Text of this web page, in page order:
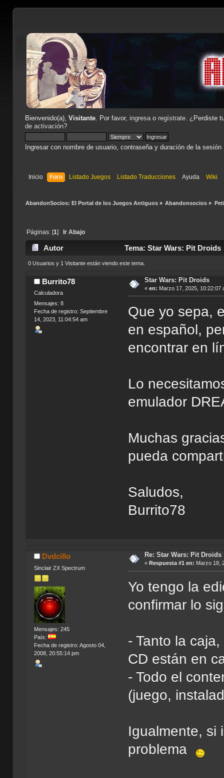
Bienvenido(a), Visitante. Por favor, ingresao regístrate. ¿Perdiste
de activación?
Ingresar con nombre de usuario, contraseña y duración de la sesión
Inicio Foro Listado Juegos Listado Traducciones Ayuda Wiki
AbandonSocios: El Portal de los Juegos Antiguos» Abandonsocios »
Páginas: [1] Ir Abajo
Autor Tema: Star Wars: Pit
0 Usuarios y 1 Visitante están viendo este tema.
Burrito78
Calculadora
Mensajes: 8
Fecha de registro: Septiembre
14, 2023, 11:04:54 am
Star Wars: Pit Droids
« en: Marzo 17, 2025, 10:22:07
Que yo sepa,
en español,
encontrar en
Lo
emulador
Muchas
pueda
Saludos,
Burrito78
Dvdcillo
Sinclair ZX Spectrum
Mensajes: 245
País:
Fecha de registro: Agosto 04,
2008, 20:55:14 pm
Re: Star Wars: Pit Droids
« Respuesta #1 en: Marzo 18,
Yo tengo la
confirmar lo
- Tanto la
CD están en
- Todo el
(juego,
Igualmente, si
problema